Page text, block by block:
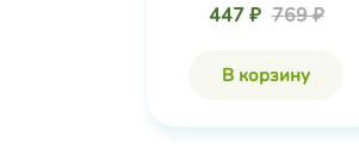
447 ₽ 769 ₽
В корзину